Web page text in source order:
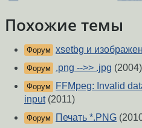
Похожие темы
Форум xsetbg и
Форум .png -->> .jpg (2004)
Форум
FFMpeg: Invalid
input(2011)
Форум Печать *.PNG